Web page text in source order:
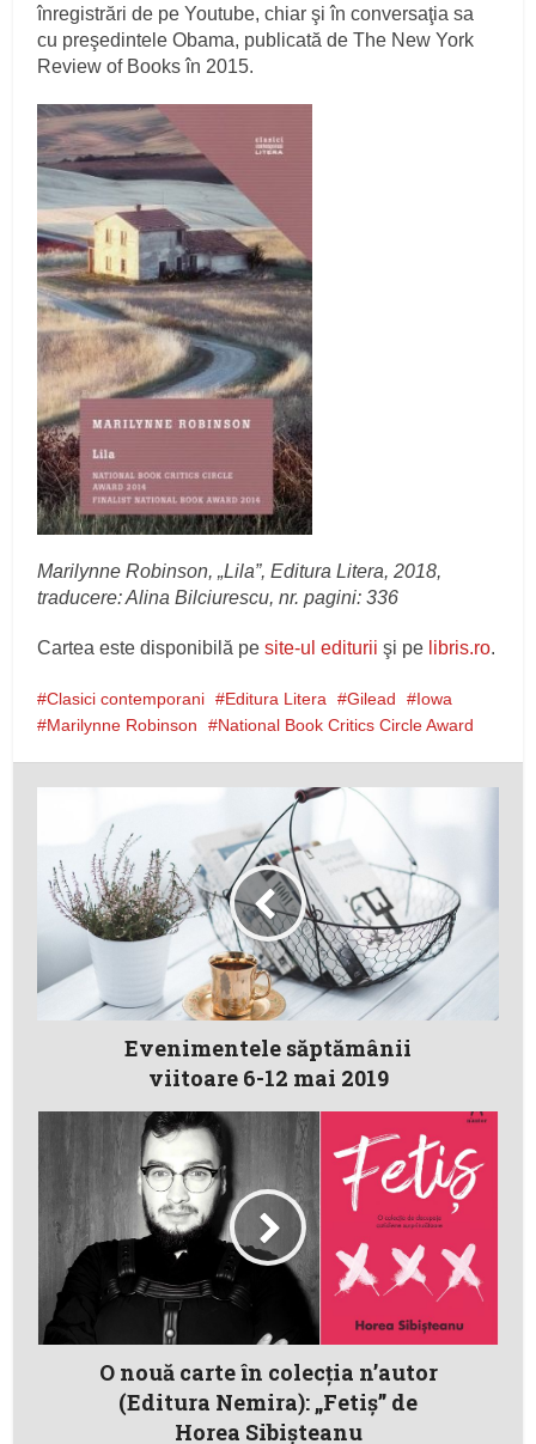
înregistrări de pe Youtube, chiar şi în conversaţia sa
cu preşedintele Obama, publicată de The New York
Review of Books în 2015.
Marilynne Robinson, „Lila”, Editura Litera, 2018,
traducere: Alina Bilciurescu, nr. pagini: 336
Cartea este disponibilă pesite-ul editurii şi pe libris.ro.
Clasici contemporani Editura Litera Gilead
Iowa
Marilynne Robinson
National Book Critics Circle Award
Evenimentele săptămânii
viitoare 6-12 mai 2019
O nouă carte în colecția n’autor
(Editura Nemira): „Fetiş” de
Horea Sibișteanu